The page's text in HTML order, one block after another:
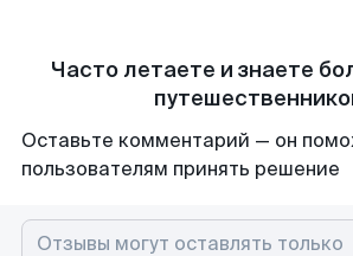
Часто летаете и знаете
Оставьте комментарий — он
пользователям принять решение